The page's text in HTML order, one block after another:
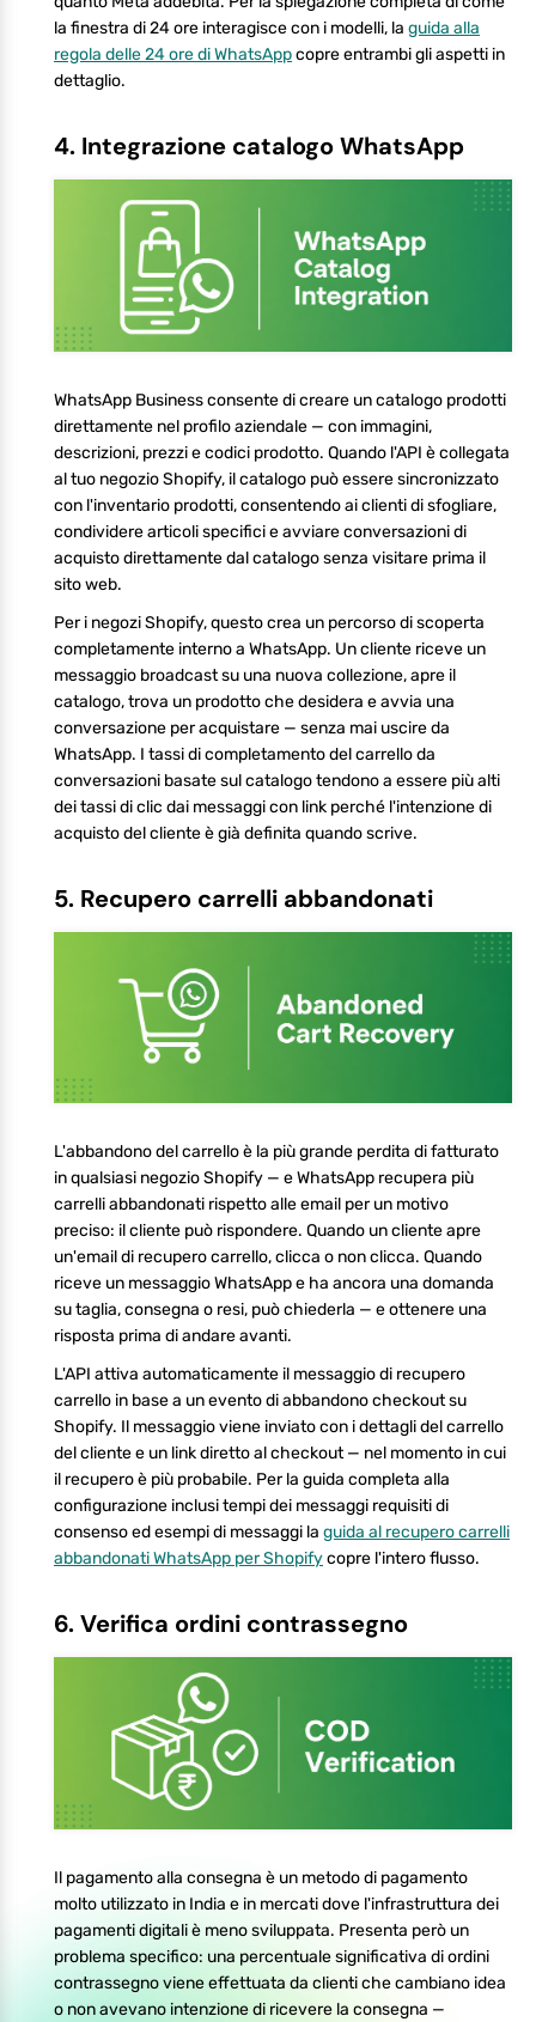
la finestra di 24 ore interagisce con i modelli, la guida alla
regola delle 24 ore di WhatsAppcopre entrambi gli aspetti in
dettaglio.
4. Integrazione catalogo WhatsApp
WhatsApp Business consente di creare un catalogo prodotti
direttamente nel profilo aziendale — con immagini,
descrizioni, prezzi e codici prodotto. Quando l'API è collegata
al tuo negozio Shopify, il catalogo può essere sincronizzato
con l'inventario prodotti, consentendo ai clienti di sfogliare,
condividere articoli specifici e avviare conversazioni di
acquisto direttamente dal catalogo senza visitare prima il
sito web.
Per i negozi Shopify, questo crea un percorso di scoperta
completamente interno a WhatsApp. Un cliente riceve un
messaggio broadcast su una nuova collezione, apre il
catalogo, trova un prodotto che desidera e avvia una
conversazione per acquistare — senza mai uscire da
WhatsApp. I tassi di completamento del carrello da
conversazioni basate sul catalogo tendono a essere più alti
dei tassi di clic dai messaggi con link perché l'intenzione di
acquisto del cliente è già definita quando scrive.
5. Recupero carrelli abbandonati
L'abbandono del carrello è la più grande perdita di fatturato
in qualsiasi negozio Shopify — e WhatsApp recupera più
carrelli abbandonati rispetto alle email per un motivo
preciso: il cliente può rispondere. Quando un cliente apre
un'email di recupero carrello, clicca o non clicca. Quando
riceve un messaggio WhatsApp e ha ancora una domanda
su taglia, consegna o resi, può chiederla — e ottenere una
risposta prima di andare avanti.
L'API attiva automaticamente il messaggio di recupero
carrello in base a un evento di abbandono checkout su
Shopify. Il messaggio viene inviato con i dettagli del carrello
del cliente e un link diretto al checkout — nel momento in cui
il recupero è più probabile. Per la guida completa alla
configurazione inclusi tempi dei messaggi requisiti di
consenso ed esempi di messaggi la guida al recupero carrelli
abbandonati WhatsApp per Shopifycopre l'intero flusso.
6. Verifica ordini contrassegno
Il pagamento alla consegna è un metodo di pagamento
molto utilizzato in India e in mercati dove l'infrastruttura dei
pagamenti digitali è meno sviluppata. Presenta però un
problema specifico: una percentuale significativa di ordini
contrassegno viene effettuata da clienti che cambiano idea
o non avevano intenzione di ricevere la consegna —